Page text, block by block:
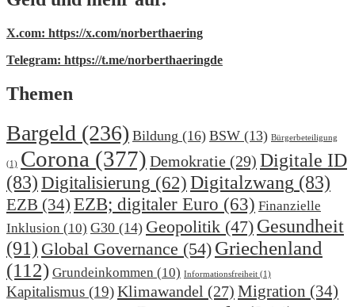
X.com: https://x.com/norberthaering
Telegram: https://t.me/norberthaeringde
Themen
Bargeld (236) Bildung (16) BSW (13) Bürgerbeteiligung
(1) Corona (377) Demokratie (29) Digitale ID
(83) Digitalisierung (62) Digitalzwang (83)
EZB (34) EZB; digitaler Euro (63) Finanzielle
Inklusion (10) G30 (14) Geopolitik (47) Gesundheit
(91) Global Governance (54) Griechenland
(112) Grundeinkommen (10) Informationsfreiheit (1)
Kapitalismus (19)Klimawandel (27) Migration (34)